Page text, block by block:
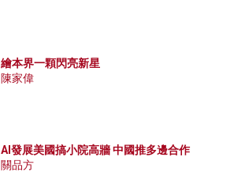
繪本界一顆閃亮新星
陳家偉
AI發展美國搞小院高牆 中國推多邊合作
關品方